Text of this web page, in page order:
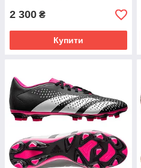
2 300 ₴
Купити